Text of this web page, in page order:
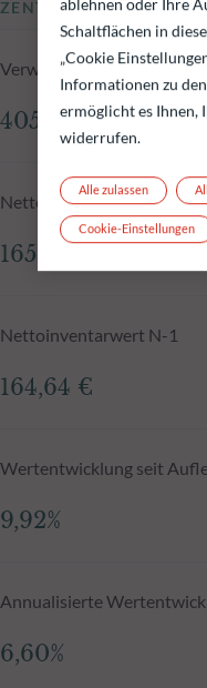
ZENTRALE
Verwaltetes
405,30 Mio.€
Nettoinventarwert zum
165,09 €
Nettoinventarwert N-1
164,64 €
Wertentwicklung seit
9,92%
Annualisierte
6,60%
Schaltflächen in
„Cookie
Informationen zu
ermöglicht es Ihnen,
widerrufen.
Alle zulassen
Cookie-Einstellungen